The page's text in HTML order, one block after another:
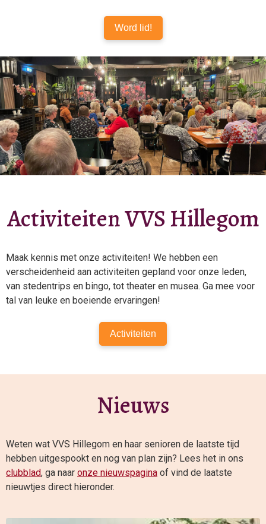
Word lid!
Activiteiten VVS Hillegom
Maak kennis met onze activiteiten! We hebben een
verscheidenheid aan activiteiten gepland voor onze leden,
van stedentrips en bingo, tot theater en musea. Ga mee voor
tal van leuke en boeiende ervaringen!
Activiteiten
Nieuws
Weten wat VVS Hillegom en haar senioren de laatste tijd
hebben uitgespookt en nog van plan zijn? Lees het in ons
clubblad, ga naar onze nieuwspagina of vind de laatste
nieuwtjes direct hieronder.